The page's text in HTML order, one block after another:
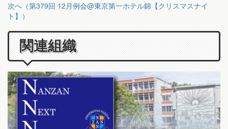
次へ（第379回 12月例会@東京第一ホテル錦【クリスマスナイ
ト】）
関連組織